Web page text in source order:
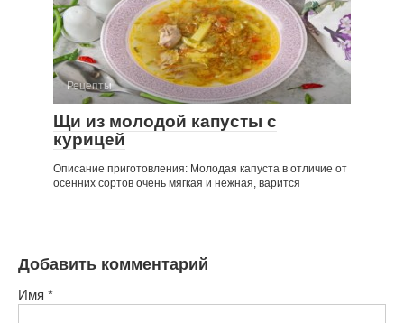
Рецепты
Щи из молодой капусты с
курицей
Описание приготовления: Молодая капуста в отличие от
осенних сортов очень мягкая и нежная, варится
Добавить комментарий
Имя *